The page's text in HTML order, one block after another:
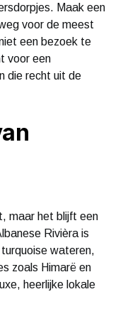
Maak een
voor de meest
een bezoek te
voor een
die recht uit de
maar het blijft een
Rivièra is
wateren,
zoals Himarë en
heerlijke lokale